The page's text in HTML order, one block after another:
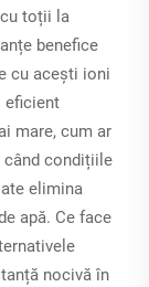
toții la
benefice
cu acești ioni
eficient
mare, cum ar
când condițiile
elimina
apă. Ce face
nocivă în